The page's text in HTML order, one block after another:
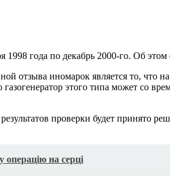
года по декабрь 2000-го. Об этом
отзыва иномарок является то, что
этого типа может со
проверки будет принято
операцію на серці